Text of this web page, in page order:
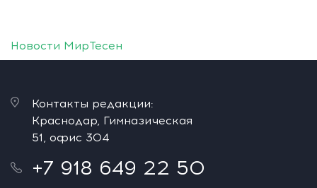
Новости МирТесен
Контакты редакции:
Краснодар, Гимназическая
51, офис 304
+7 918 649 22 50